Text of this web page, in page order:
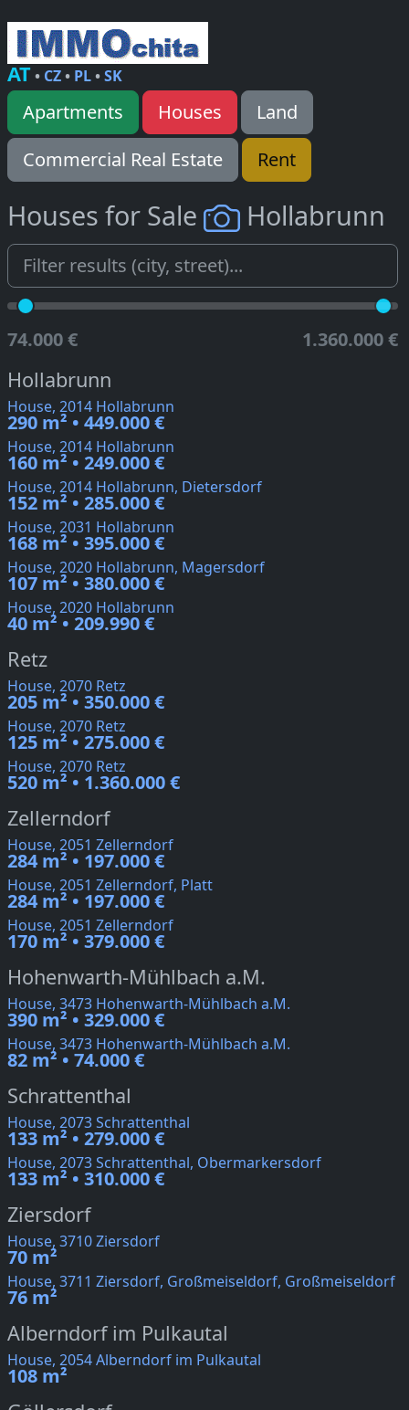
AT• CZ• PL•SK
Apartments Houses
Land
Commercial Real Estate
Rent
Houses for Sale Hollabrunn
74.000 € 1.360.000 €
Hollabrunn
House, 2014 Hollabrunn
290 m² • 449.000 €
House, 2014 Hollabrunn
160 m² • 249.000 €
House, 2014 Hollabrunn, Dietersdorf
152 m² • 285.000 €
House, 2031 Hollabrunn
168 m² • 395.000 €
House, 2020 Hollabrunn, Magersdorf
107 m² • 380.000 €
House, 2020 Hollabrunn
40 m² • 209.990 €
Retz
House, 2070 Retz
205 m² • 350.000 €
House, 2070 Retz
125 m² • 275.000 €
House, 2070 Retz
520 m² • 1.360.000 €
Zellerndorf
House, 2051 Zellerndorf
284 m² • 197.000 €
House, 2051 Zellerndorf, Platt
284 m² • 197.000 €
House, 2051 Zellerndorf
170 m² • 379.000 €
Hohenwarth-Mühlbach a.M.
House, 3473 Hohenwarth-Mühlbach a.M.
390 m² • 329.000 €
House, 3473 Hohenwarth-Mühlbach a.M.
82 m² • 74.000 €
Schrattenthal
House, 2073 Schrattenthal
133 m² • 279.000 €
House, 2073 Schrattenthal, Obermarkersdorf
133 m² • 310.000 €
Ziersdorf
House, 3710 Ziersdorf
70 m²
House, 3711 Ziersdorf, Großmeiseldorf, Großmeiseldorf
76 m²
Alberndorf im Pulkautal
House, 2054 Alberndorf im Pulkautal
108 m²